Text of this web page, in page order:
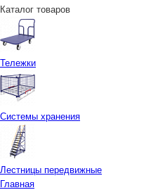
Каталог товаров
Тележки
Системы хранения
Лестницы передвижные
Главная